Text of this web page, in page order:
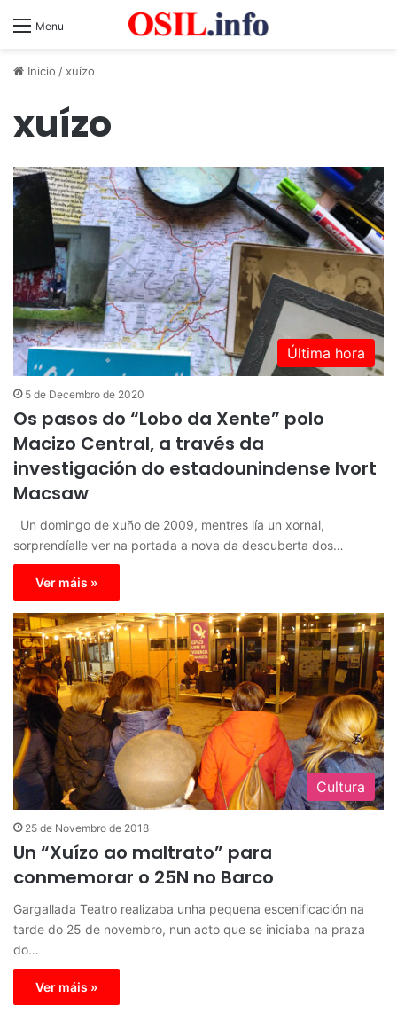
Menu
Inicio /xuízo
xuízo
Última hora
5 de Decembro de 2020
Os pasos do “Lobo da Xente” polo
Macizo Central, a través da
investigación do estadounindense Ivort
Macsaw
Un domingo de xuño de 2009, mentres lía un xornal,
sorprendíalle ver na portada a nova da descuberta dos…
Ver máis »
Cultura
25 de Novembro de 2018
Un “Xuízo ao maltrato” para
conmemorar o 25N no Barco
Gargallada Teatro realizaba unha pequena escenificación na
tarde do 25 de novembro, nun acto que se iniciaba na praza
do…
Ver máis »